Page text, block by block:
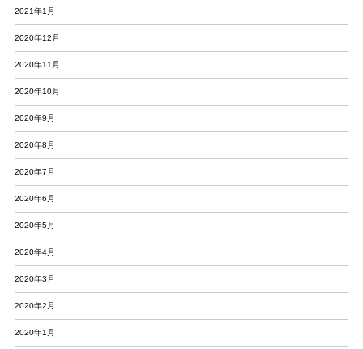
2021年1月
2020年12月
2020年11月
2020年10月
2020年9月
2020年8月
2020年7月
2020年6月
2020年5月
2020年4月
2020年3月
2020年2月
2020年1月